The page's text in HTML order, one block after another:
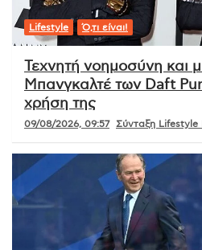
Lifestyle Ό,τι είναι!
Τεχνητή νοημοσύνη και
Μπανγκαλτέ των Daft
χρήση της
09/08/2026, 09:57 Σύνταξη